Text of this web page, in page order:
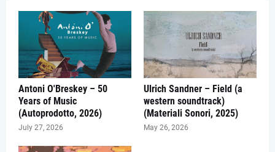
Antoni O'Breskey – 50
Years of Music
(Autoprodotto, 2026)
July 27, 2026
Ulrich Sandner – Field (a
western soundtrack)
(Materiali Sonori, 2025)
May 26, 2026